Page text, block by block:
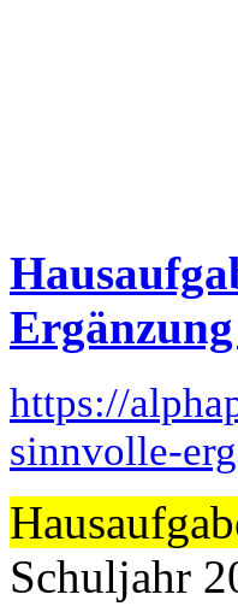
https://
sinnvolle-
Schuljahr